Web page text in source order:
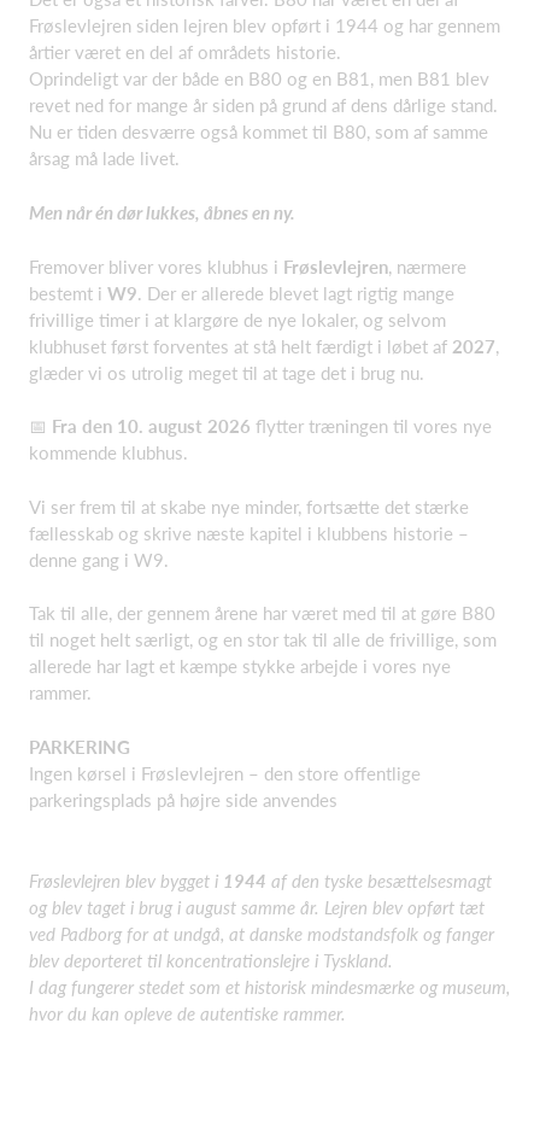
Frøslevlejren siden lejren blev opført i 1944 og har gennem
årtier været en del af områdets historie.
Oprindeligt var der både en B80 og en B81, men B81 blev
revet ned for mange år siden på grund af dens dårlige stand.
Nu er tiden desværre også kommet til B80, som af samme
årsag må lade livet.
Men når én dør lukkes, åbnes en ny.
Fremover bliver vores klubhus i Frøslevlejren , nærmere
bestemt i W9 . Der er allerede blevet lagt rigtig mange
frivillige timer i at klargøre de nye lokaler, og selvom
klubhuset først forventes at stå helt færdigt i løbet af 2027
glæder vi os utrolig meget til at tage det i brug nu.
📅 Fra den 10. august 2026 flytter træningen til vores nye
kommende klubhus.
Vi ser frem til at skabe nye minder, fortsætte det stærke
fællesskab og skrive næste kapitel i klubbens historie –
denne gang i W9.
Tak til alle, der gennem årene har været med til at gøre B80
til noget helt særligt, og en stor tak til alle de frivillige, som
allerede har lagt et kæmpe stykke arbejde i vores nye
rammer.
PARKERING
Ingen kørsel i Frøslevlejren – den store offentlige
parkeringsplads på højre side anvendes
Frøslevlejren blev bygget i 1944 af den tyske besættelsesmagt
og blev taget i brug i august samme år. Lejren blev opført tæt
ved Padborg for at undgå, at danske modstandsfolk og fanger
blev deporteret til koncentrationslejre i Tyskland.
I dag fungerer stedet som et historisk mindesmærke og museum,
hvor du kan opleve de autentiske rammer.